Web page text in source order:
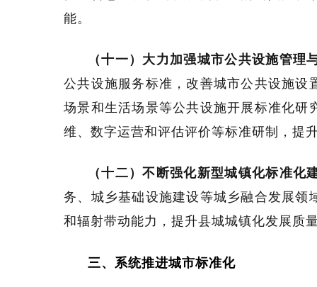
能。
（十一）大力加强城市公共设施管理
公共设施服务标准，改善城市公共设施
场景和生活场景等公共设施开展标准化
维、数字运营和评估评价等标准研制，提
（十二）不断强化新型城镇化标准化
务、城乡基础设施建设等城乡融合发展
和辐射带动能力，提升县城城镇化发展质
三、系统推进城市标准化